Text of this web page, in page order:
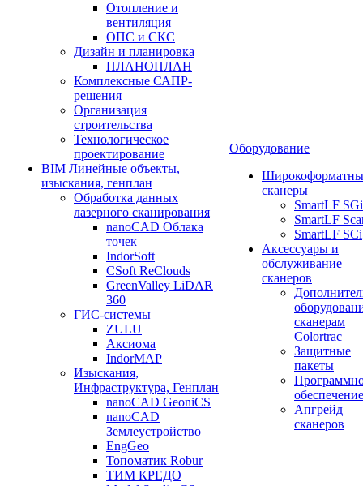
Отопление и
вентиляция
ОПС и СКС
Дизайн и планировка
ПЛАНОПЛАН
Комплексные САПР-
решения
Организация
строительства
Технологическое
проектирование
BIM Линейные объекты,
изыскания, генплан
Обработка данных
лазерного сканирования
nanoCAD Облака
точек
IndorSoft
CSoft ReClouds
GreenValley LiDAR
360
ГИС-системы
ZULU
Аксиома
IndorMAP
Изыскания,
Инфраструктура, Генплан
nanoCAD GeoniCS
nanoCAD
Землеустройство
EngGeo
Топоматик Robur
ТИМ КРЕДО
Оборудование
сканеры
SmartLF SGi
SmartLF
SmartLF SCi
Аксессуары и
обслуживание
сканеров
сканерам
Colortrac
Защитные
пакеты
обеспечение
Апгрейд
сканеров